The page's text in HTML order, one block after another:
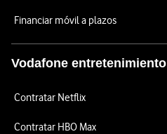
Financiar móvil a plazos
Vodafone entretenimiento
Contratar Netflix
Contratar HBO Max